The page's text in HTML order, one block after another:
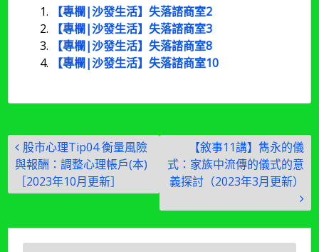
【專欄|沙發生活】失落諮商室2
【專欄|沙發生活】失落諮商室3
【專欄|沙發生活】失落諮商室8
【專欄|沙發生活】失落諮商室10
文
章
導
股市心理Tip04 衡量風險
與報酬：調整心理帳戶(本)
［2023年10月更新］
【敘事11講】雋永的儀
式：家族中流傳的儀式的意
義探討（2023年3月更新）